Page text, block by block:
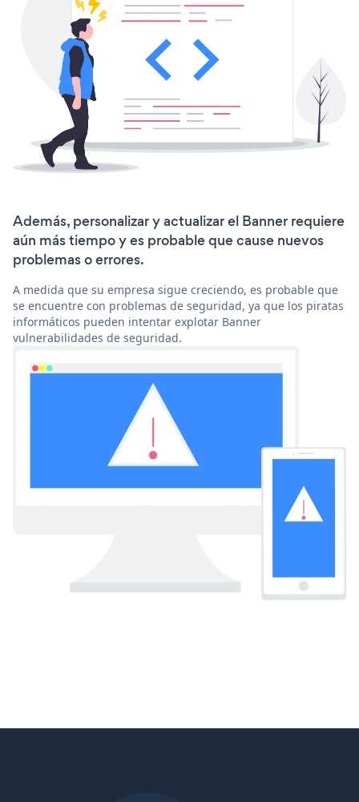
Además, personalizar y actualizar el Banner requiere
aún más tiempo y es probable que cause nuevos
problemas o errores.
A medida que su empresa sigue creciendo, es probable que
se encuentre con problemas de seguridad, ya que los piratas
informáticos pueden intentar explotar Banner
vulnerabilidades de seguridad.